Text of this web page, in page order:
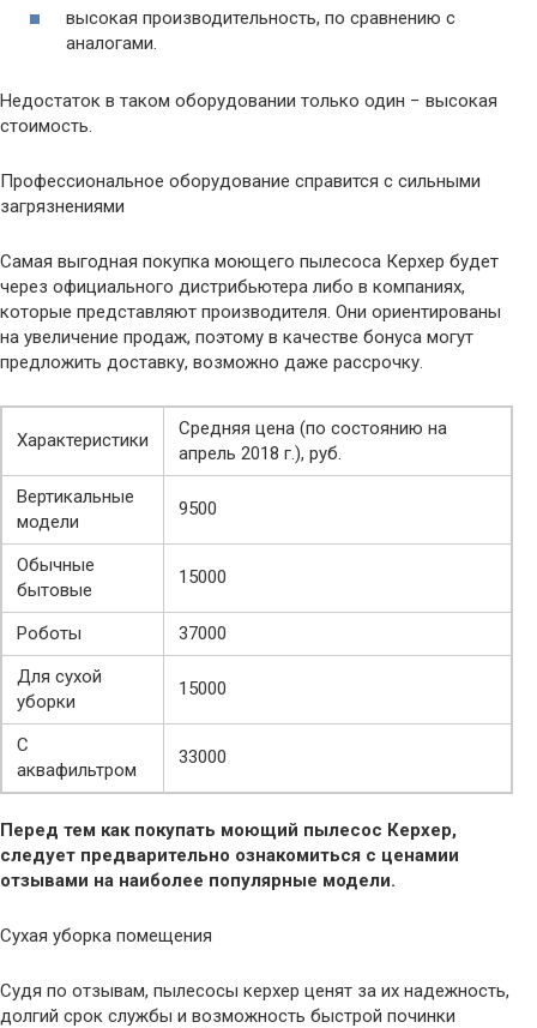
высокая производительность, по сравнению с
аналогами.
Недостаток в таком оборудовании только один − высокая
стоимость.
Профессиональное оборудование справится с сильными
загрязнениями
Самая выгодная покупка моющего пылесоса Керхер будет
через официального дистрибьютера либо в компаниях,
которые представляют производителя. Они ориентированы
на увеличение продаж, поэтому в качестве бонуса могут
предложить доставку, возможно даже рассрочку.
Характеристики
Средняя цена (по состоянию на
апрель 2018 г.), руб.
Вертикальные
модели
9500
Обычные
бытовые
15000
Роботы
37000
Для сухой
уборки
15000
С
аквафильтром
33000
Перед тем как покупать моющий пылесос Керхер,
следует предварительно ознакомиться с ценамии
отзывами на наиболее популярные модели.
Сухая уборка помещения
Судя по отзывам, пылесосы керхер ценят за их надежность,
долгий срок службы и возможность быстрой починки